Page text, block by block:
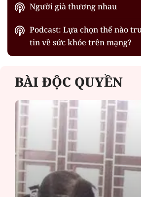
Người già thương nhau
Podcast: Lựa chọn thế nào
tin về sức khỏe trên mạng?
BÀI ĐỘC QUYỀN